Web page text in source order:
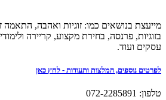
מייעצת בנושאים כמו: זוגיות ואהבה, התאמה
בזוגיות, פרנסה, בחירת מקצוע, קריירה
עסקים ועוד.
לפרטים נוספים, המלצות ותעודות - לחץ כאן
טלפון: 072-2285891